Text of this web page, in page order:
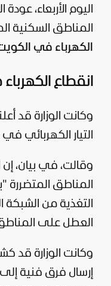
اليوم الأربعاء،
المناطق السكنية
الكهرباء في
انقطاع
وكانت الوزارة قد
التيار الكهربائي
وقالت، في بيان،
المناطق المتضررة
التغذية من الشبكة
العطل على
وكانت الوزارة
إرسال فرق فنية